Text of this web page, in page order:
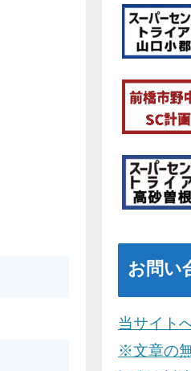
お問い
当サイト
※文章の